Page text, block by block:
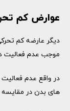
عوارض کم
دیگر عارضه کم
موجب عدم فعالیت
در واقع عدم
های بدن در مقایسه